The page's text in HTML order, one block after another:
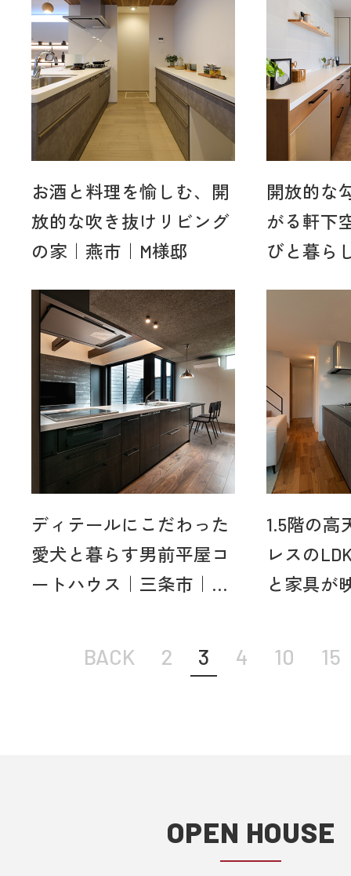
お酒と料理を愉しむ、開
放的な吹き抜けリビング
の家｜燕市｜M様邸
開放的な
がる軒下
びと暮ら
ディテールにこだわった
愛犬と暮らす男前平屋コ
ートハウス｜三条市｜...
1.5階の高
レスの
と家具が
BACK 2 3 4 10 15
OPEN HOUSE